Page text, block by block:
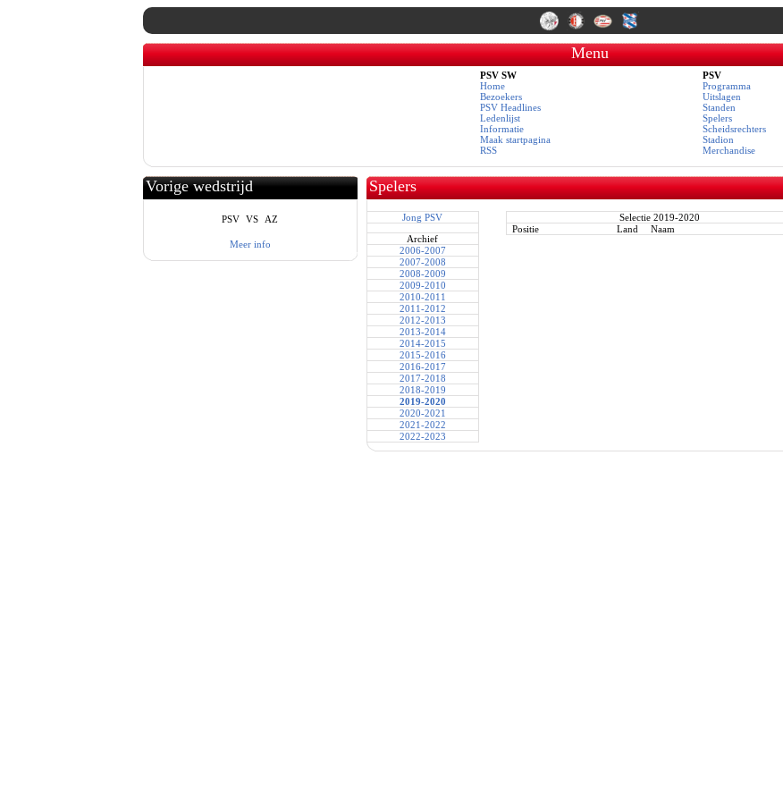
Menu
PSV SW
Home
Bezoekers
PSV Headlines
Ledenlijst
Informatie
Maak startpagina
RSS
PSV
Programma
Uitslagen
Standen
Spelers
Scheidsrechters
Stadion
Merchandise
Vorige wedstrijd
PSV VS AZ
Meer info
Spelers
Jong PSV
Archief
2006-2007
2007-2008
2008-2009
2009-2010
2010-2011
2011-2012
2012-2013
2013-2014
2014-2015
2015-2016
2016-2017
2017-2018
2018-2019
2019-2020
2020-2021
2021-2022
2022-2023
Selectie 2019-2020
Positie
Land Naam